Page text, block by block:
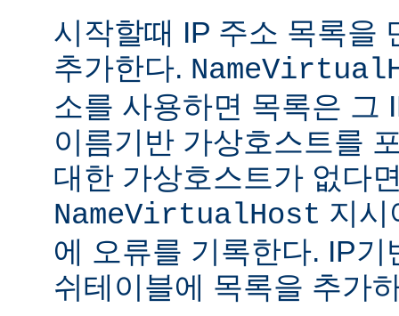
시작할때 IP 주소 목록을
추가한다.
소를 사용하면 목록은 그
이름기반 가상호스트를
대한 가상호스트가 없다
NameVirtualHost 지시
에 오류를 기록한다. IP
쉬테이블에 목록을 추가